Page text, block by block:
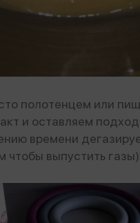
полотенцем или
и оставляем
времени
чтобы выпустить газы).